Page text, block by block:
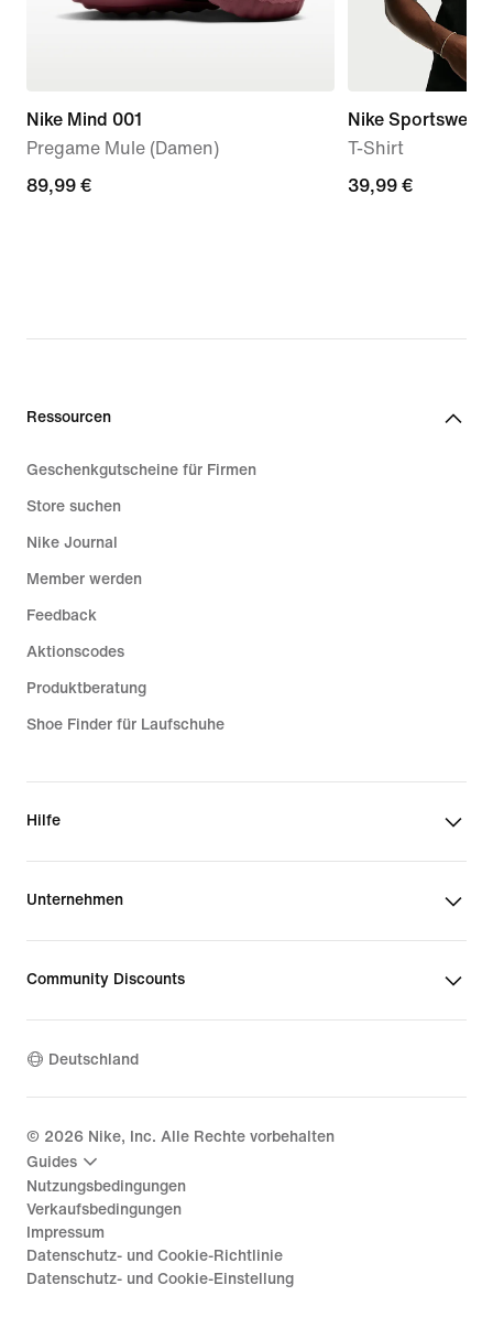
Nike Mind 001
Pregame Mule (Damen)
89,99 €
89,99 €
Nike Sportswear
T-Shirt
39,99 €
39,99 €
Ressourcen
Geschenkgutscheine für Firmen
Store suchen
Nike Journal
Member werden
Feedback
Aktionscodes
Produktberatung
Shoe Finder für Laufschuhe
Hilfe
Unternehmen
Community Discounts
Deutschland
© 2026 Nike, Inc. Alle Rechte vorbehalten
Guides
Nutzungsbedingungen
Verkaufsbedingungen
Impressum
Datenschutz- und Cookie-Richtlinie
Datenschutz- und Cookie-Einstellung